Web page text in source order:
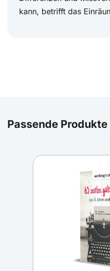
kann, betrifft das
Passende Produkte